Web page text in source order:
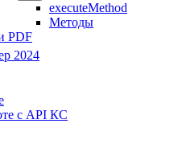
executeMethod
Методы
PDF
2024
с API КС